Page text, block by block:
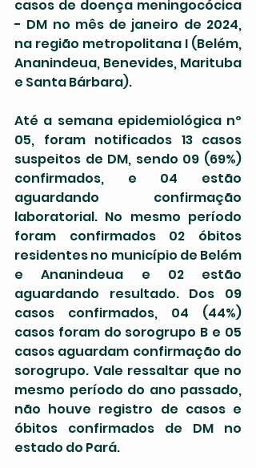
casos de doença meningocócica
- DM no mês de janeiro de 2024,
na região metropolitana I (Belém,
Ananindeua, Benevides, Marituba
e Santa Bárbara).
Até a semana epidemiológica nº
05, foram notificados 13 casos
suspeitos de DM, sendo 09 (69%)
confirmados, e 04 estão
aguardando confirmação
laboratorial. No mesmo período
foram confirmados 02 óbitos
residentes no município de Belém
e Ananindeua e 02 estão
aguardando resultado. Dos 09
casos confirmados, 04 (44%)
casos foram do sorogrupo B e 05
casos aguardam confirmação do
sorogrupo. Vale ressaltar que no
mesmo período do ano passado,
não houve registro de casos e
óbitos confirmados de DM no
estado do Pará.